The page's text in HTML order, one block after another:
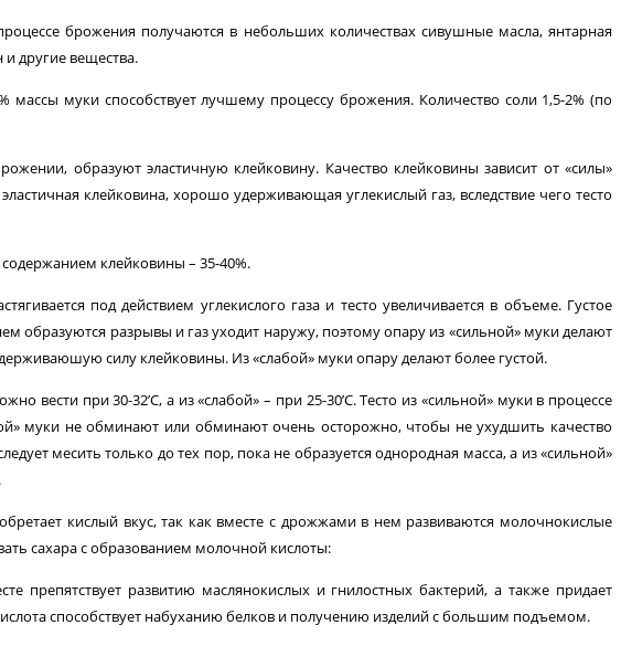
брожения получа­ются в небольших количествах сивушные масла, янтарная
и другие вещества.
массы муки способствует лучшему процессу брожения. Количество соли 1,5-2% (по
образуют элас­тичную клейковину. Качество клейковины зависит от «силы»
клейковина, хорошо удерживающая углекислый газ, вследствие чего тесто
клейкови­ны – 35-40%.
под действием углекислого газа и тесто увеличивается в объеме. Густое
образуются разрывы и газ уходит наружу, поэтому опару из «сильной» муки делают
силу клейковины. Из «слабой» муки опару делают более густой.
вести при 30-32’С, а из «слабой» – при 25-30’С. Тесто из «сильной» муки в процессе
муки не обминают или обминают очень осторожно, чтобы не ухудшить качество
месить только до тех пор, пока не образуется однородная масса, а из «сильной»
кислый вкус, так как вместе с дрожжами в нем развиваются молочнокислые
сахара с образованием молоч­ной кислоты:
препятствует развитию маслянокислых и гнилостных бактерий, а также придает
способствует набуханию белков и получению изделий с большим подъемом.